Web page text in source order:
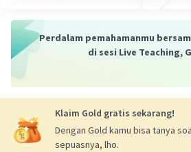
Iklan
Perdalam pemahamanmu
di sesi Live Teaching,
Klaim Gold gratis sekarang!
Dengan Gold kamu bisa tanya
sepuasnya, lho.